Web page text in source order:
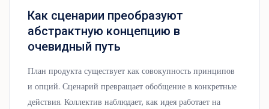
Как сценарии преобразуют
абстрактную концепцию в
очевидный путь
План продукта существует как совокупность принципов
и опций. Сценарий превращает обобщение в конкретные
действия. Коллектив наблюдает, как идея работает на